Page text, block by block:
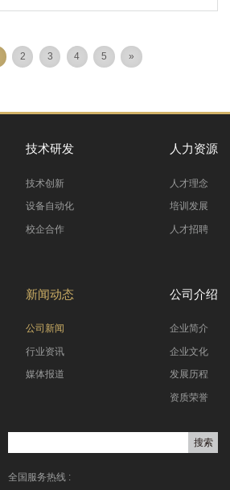
2 3 4 5 »
技术研发
技术创新
设备自动化
校企合作
人力资源
人才理念
培训发展
人才招聘
新闻动态
公司新闻
行业资讯
媒体报道
公司介绍
企业简介
企业文化
发展历程
资质荣誉
全国服务热线 :